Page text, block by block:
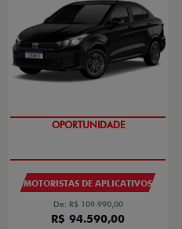
OPORTUNIDADE
MOTORISTAS DE APLICATIVOS
De: R$ 109.990,00
R$ 94.590,00